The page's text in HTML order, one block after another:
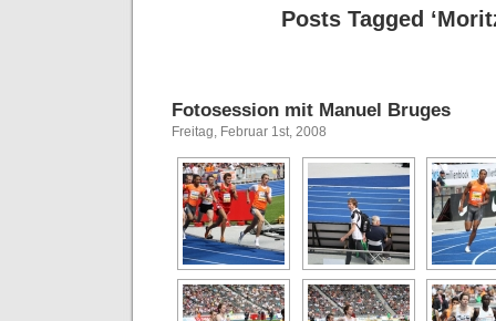
Posts Tagged
Fotosession mit Manuel Bruges
Freitag, Februar 1st, 2008